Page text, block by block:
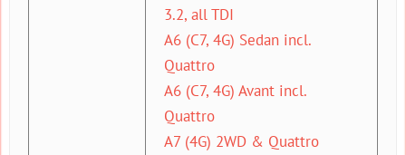
3.2, all TDI
A6 (C7, 4G) Sedan incl.
Quattro
A6 (C7, 4G) Avant incl.
Quattro
A7 (4G) 2WD & Quattro